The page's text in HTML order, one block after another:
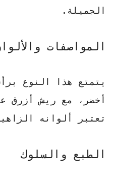
الجميلة.
المواصفات
يتمتع هذا النوع
أخضر، مع ريش أزرق
تعتبر ألوانه
الطبع والسلوك